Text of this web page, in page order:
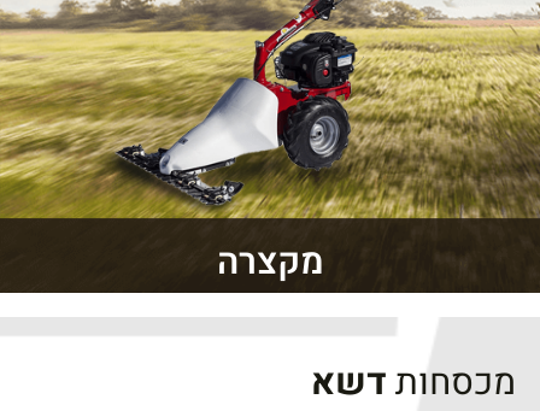
מקצרה
מכסחותדשא